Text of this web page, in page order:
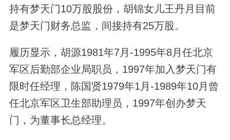
持有梦天门10万股股份，胡锦女儿王丹月目前
是梦天门财务总监，间接持有25万股。
履历显示，胡源1981年7月-1995年8月任北京
军区后勤部企业局职员，1997年加入梦天门有
限时任经理，陈国贤1979年1月-1989年10月曾
任北京军区卫生部助理员，1997年创办梦天
门，为董事长总经理。